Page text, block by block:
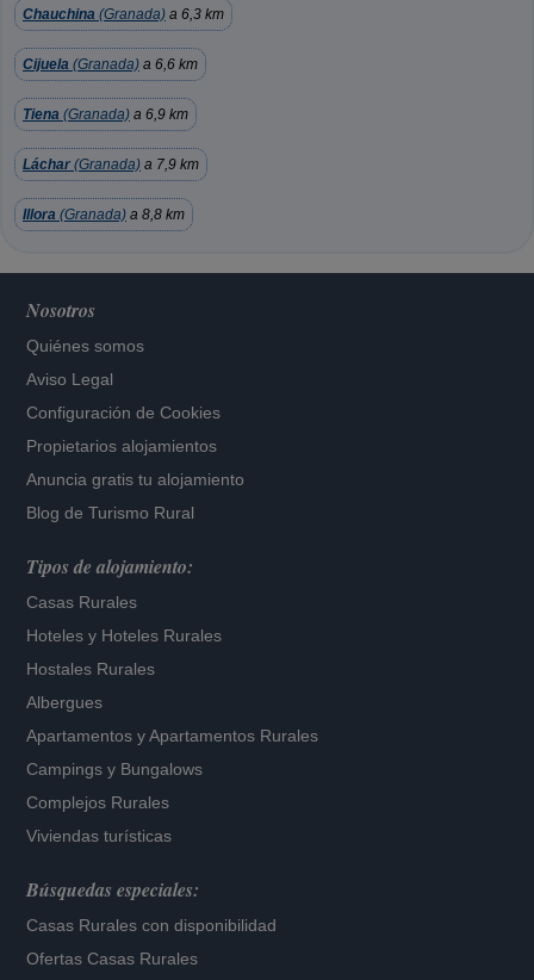
Chauchina (Granada) a 6,3 km
Cijuela (Granada) a 6,6 km
Tiena (Granada) a 6,9 km
Láchar (Granada) a 7,9 km
Illora (Granada) a 8,8 km
Nosotros
Quiénes somos
Aviso Legal
Configuración de Cookies
Propietarios alojamientos
Anuncia gratis tu alojamiento
Blog de Turismo Rural
Tipos de alojamiento:
Casas Rurales
Hoteles y Hoteles Rurales
Hostales Rurales
Albergues
Apartamentos yApartamentos Rurales
Campings y Bungalows
Complejos Rurales
Viviendas turísticas
Búsquedas especiales:
Casas Rurales con disponibilidad
Ofertas Casas Rurales